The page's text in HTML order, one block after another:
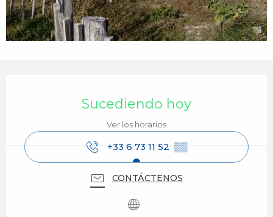
Sucediendo hoy
Ver los horarios
+33 6 73 11 52 ▒▒
CONTÁCTENOS